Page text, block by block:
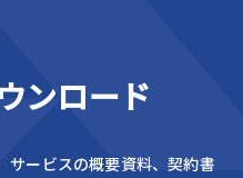
ンロード
サービスの概要資料、契約書